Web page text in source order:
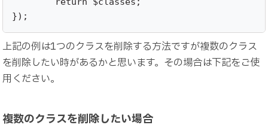
});
上記の例は1つのクラスを削除する方法ですが複数のクラス
を削除したい時があるかと思います。その場合は下記をご使
用ください。
複数のクラスを削除したい場合